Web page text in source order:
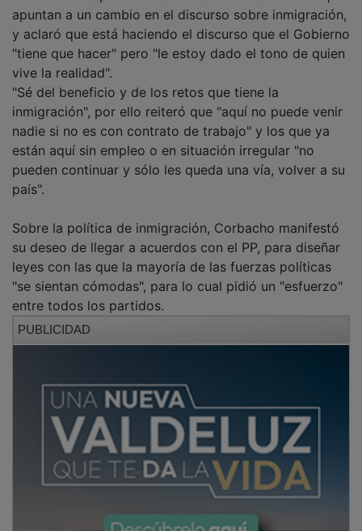
y aclaró que está haciendo el discurso que el Gobierno
"tiene que hacer" pero "le estoy dado el tono de quien
vive la realidad".
"Sé del beneficio y de los retos que tiene la
inmigración", por ello reiteró que "aquí no puede venir
nadie si no es con contrato de trabajo" y los que ya
están aquí sin empleo o en situación irregular "no
pueden continuar y sólo les queda una vía, volver a su
país".
su deseo de llegar a acuerdos con el PP, para diseñar
leyes con las que la mayoría de las fuerzas políticas
"se sientan cómodas", para lo cual pidió un "esfuerzo"
entre todos los partidos.